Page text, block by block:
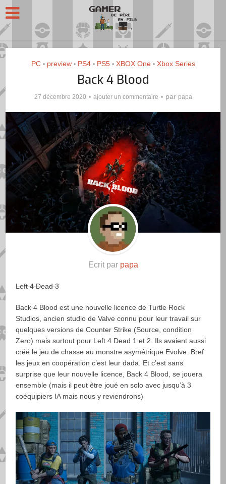
PC • preview • PS4 • PS5 • XBOX One • Xbox Series
Back 4 Blood
27 décembre 2020 ajouter un commentaire par papa
Ecrit par papa
Left 4 Dead 3
Back 4 Blood est une nouvelle licence de Turtle Rock
Studios, ancien studio de Valve connu pour leur travail sur
quelques versions de Counter Strike (Source, condition
Zero) mais surtout pour Left 4 Dead 1 et 2. Ils avaient aussi
créé le jeu de chasse au monstre asymétrique Evolve. Bref
les jeux en coopération c’est leur dada. Et c’est sans
surprise que leur nouvelle licence, Back 4 Blood, se jouera
ensemble (mais il peut être joué en solo avec jusqu’à 3
coéquipiers IA mais nous y reviendrons)